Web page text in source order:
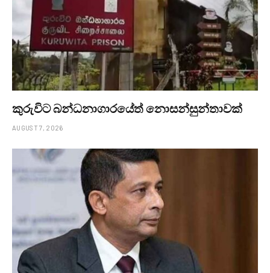
කුරුවිට බන්ධනාගාරයේත් නොසන්සුන්තාවක්
AUGUST 7, 2026